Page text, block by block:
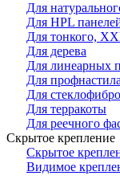
Для
Для HPL
Для тонкого,
Для дерева
Для линеарных
Для профнастила
Для
Для терракоты
Для реечного
Скрытое крепление
Скрытое
Видимое